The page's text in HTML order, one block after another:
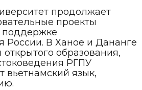
продолжает
проекты
поддержке
В Ханое и Дананге
образования,
РГПУ
вьетнамский язык,